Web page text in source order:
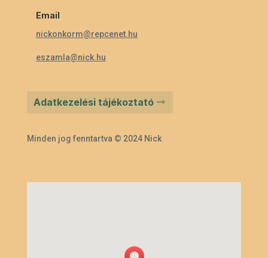
Email
nickonkorm@repcenet.hu
eszamla@nick.hu
Adatkezelési tájékoztató
Minden jog fenntartva © 2024 Nick